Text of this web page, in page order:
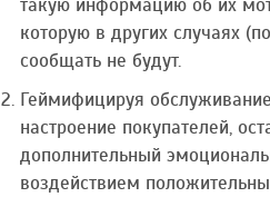
которую в других случаях
сообщать не будут.
Геймифицируя
настроение покупателей,
дополнительный
воздействием